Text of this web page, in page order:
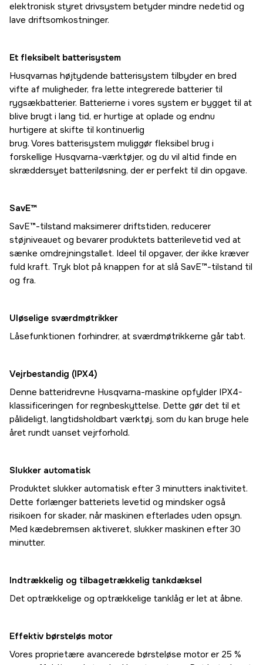
elektronisk styret drivsystem betyder mindre nedetid og
lave driftsomkostninger.
Et fleksibelt batterisystem
Husqvarnas højtydende batterisystem tilbyder en bred
vifte af muligheder, fra lette integrerede batterier til
rygsækbatterier. Batterierne i vores system er bygget til at
blive brugt i lang tid, er hurtige at oplade og endnu
hurtigere at skifte til kontinuerlig
brug. Vores batterisystem muliggør fleksibel brug i
forskellige Husqvarna-værktøjer, og du vil altid finde en
skræddersyet batteriløsning, der er perfekt til din opgave.
SavE™
SavE™-tilstand maksimerer driftstiden, reducerer
støjniveauet og bevarer produktets batterilevetid ved at
sænke omdrejningstallet. Ideel til opgaver, der ikke kræver
fuld kraft. Tryk blot på knappen for at slå SavE™-tilstand til
og fra.
Uløselige sværdmøtrikker
Låsefunktionen forhindrer, at sværdmøtrikkerne går tabt.
Vejrbestandig (IPX4)
Denne batteridrevne Husqvarna-maskine opfylder IPX4-
klassificeringen for regnbeskyttelse. Dette gør det til et
pålideligt, langtidsholdbart værktøj, som du kan bruge hele
året rundt uanset vejrforhold.
Slukker automatisk
Produktet slukker automatisk efter 3 minutters inaktivitet.
Dette forlænger batteriets levetid og mindsker også
risikoen for skader, når maskinen efterlades uden opsyn.
Med kædebremsen aktiveret, slukker maskinen efter 30
minutter.
Indtrækkelig og tilbagetrækkelig tankdæksel
Det optrækkelige og optrækkelige tanklåg er let at åbne.
Effektiv børsteløs motor
Vores proprietære avancerede børsteløse motor er 25 %